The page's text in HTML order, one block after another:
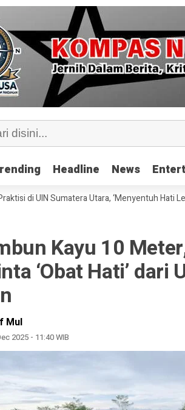
Headline News
Headline News
Sumatera Utara, ‘Menyentuh Hati Lewat Kata’
Kayu 10
‘Obat Hati’ dari
Mul
2025 - 11:40 WIB